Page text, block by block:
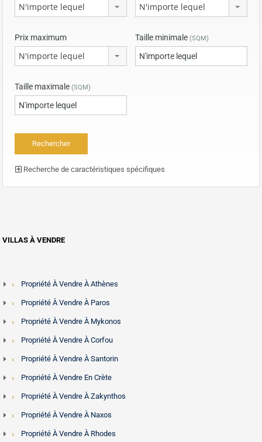
N'importe lequel N'importe lequel
Prix maximum
N'importe lequel
Taille minimale (SQM)
Taille maximale (SQM)
Recherche de caractéristiques spécifiques
VILLAS À VENDRE
Propriété À Vendre À Athènes
Propriété À Vendre À Paros
Propriété À Vendre À Mykonos
Propriété À Vendre À Corfou
Propriété À Vendre À Santorin
Propriété À Vendre En Crète
Propriété À Vendre À Zakynthos
Propriété À Vendre À Naxos
Propriété À Vendre À Rhodes